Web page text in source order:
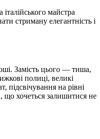
майстра
стриману елегантність і
Замість цього — тиша,
полиці, великі
підсвічування на рівні
що хочеться залишитися не